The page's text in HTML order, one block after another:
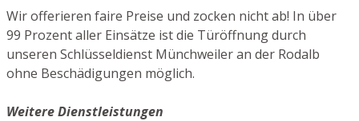
Wir offerieren faire Preise und zocken nicht ab! In über
99 Prozent aller Einsätze ist die Türöffnung durch
unseren Schlüsseldienst Münchweiler an der Rodalb
ohne Beschädigungen möglich.
Weitere Dienstleistungen